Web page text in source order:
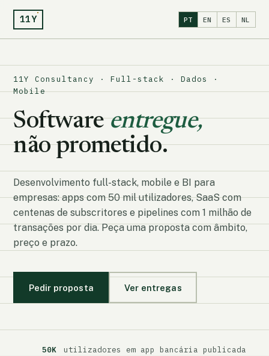
11Y PT EN ES NL
11Y Consultancy · Full-stack · Dados ·
Mobile
Softwareentregue,
não prometido.
Desenvolvimento full-stack, mobile e BI para
empresas: apps com 50 mil utilizadores, SaaS com
centenas de subscritores e pipelines com 1 milhão de
transações por dia. Peça uma proposta com âmbito,
preço e prazo.
Pedir proposta Ver entregas
50K
utilizadores em app bancária publicada